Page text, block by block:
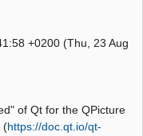
+0200 (Thu, 23 Aug
of Qt for the QPicture
(https://doc.qt.io/qt-